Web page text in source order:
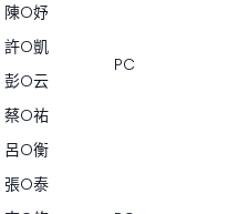
陳O妤
PC
許O凱
彭O云
蔡O祐
呂O衡
張O泰